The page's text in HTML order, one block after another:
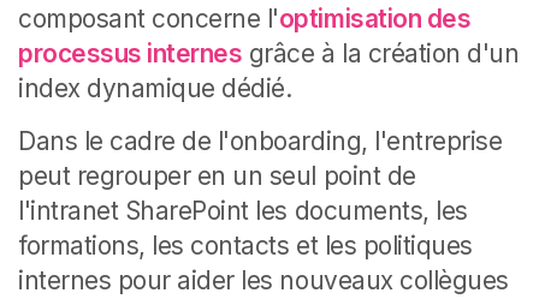
composant concerne l'optimisation des
processus internes grâce à la création d'un
index dynamique dédié.
Dans le cadre de l'onboarding, l'entreprise
peut regrouper en un seul point de
l'intranet SharePoint les documents, les
formations, les contacts et les politiques
internes pour aider les nouveaux collègues